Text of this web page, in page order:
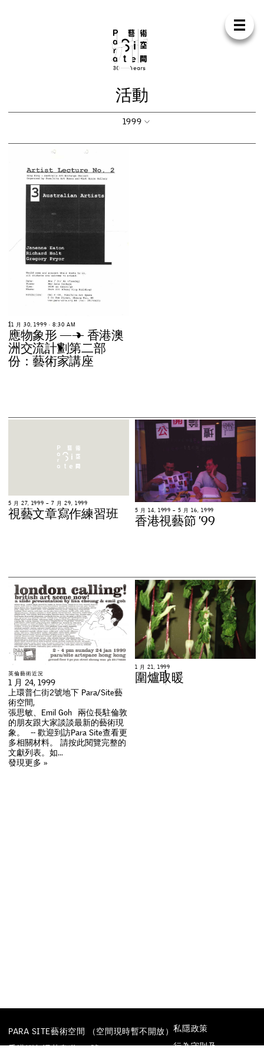
Para
我們 支持
展覽
活動
1999
11 月 30, 1999 ∙ 8:30 AM
應物象形 ——香港澳
洲交流計劃第二部
份：藝術家講座
5 月 27, 1999 – 7 月 29, 1999
視藝文章寫作練習班 5 月 14, 1999 – 5 月 16, 1999
香港視藝節 ’99
英倫藝術近況
1 月 24, 1999
上環普仁街2號地下 Para/Site藝
術空間,
張思敏、Emil Goh 兩位長駐倫敦
的朋友跟大家談談最新的藝術現
象。 -- 歡迎到訪Para Site查看更
多相關材料。 請按此閱覽完整的
文獻列表。如…
發現更多 »
1 月 21, 1999
圍爐取暖
PARA SITE藝術空間 （空間現時暫不開放）
香港鰂魚涌英皇道677號
私隱政策
行為守則及